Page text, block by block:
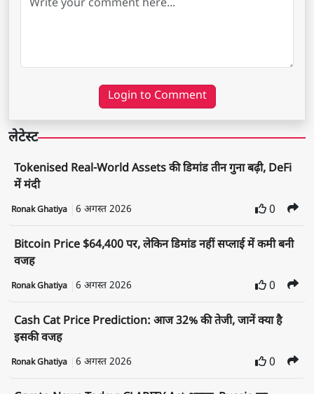
Login to Comment
लेटेस्ट
Tokenised Real-World Assets की डिमांड तीन गुना बढ़ी, DeFi
में मंदी
Ronak Ghatiya 6 अगस्त 2026 0
Bitcoin Price $64,400 पर, लेकिन डिमांड नहीं सप्लाई में कमी बनी
वजह
Ronak Ghatiya 6 अगस्त 2026 0
Cash Cat Price Prediction: आज 32% की तेजी, जानें क्या है
इसकी वजह
Ronak Ghatiya 6 अगस्त 2026 0